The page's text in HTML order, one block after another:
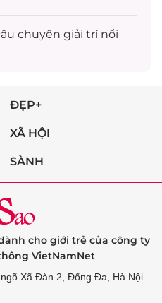
chuyện giải trínổi
ĐẸP+
XÃ HỘI
SÀNH
cho giới trẻ của công ty
VietNamNet
Xã Đàn 2, Đống Đa, Hà Nội